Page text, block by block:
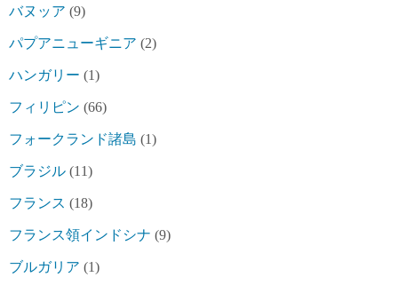
バヌッア (9)
パプアニューギニア (2)
ハンガリー (1)
フィリピン (66)
フォークランド諸島 (1)
ブラジル (11)
フランス (18)
フランス領インドシナ (9)
ブルガリア (1)